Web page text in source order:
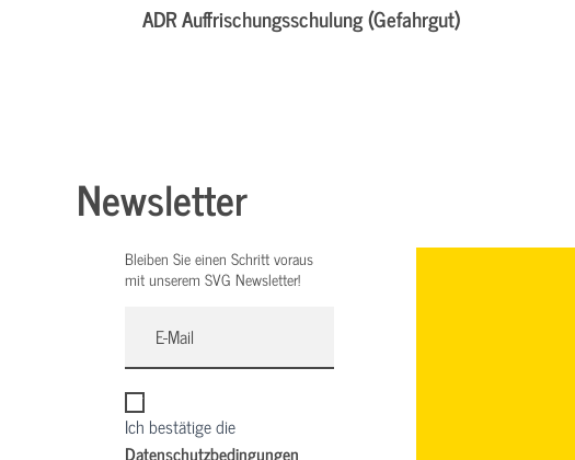
ADR Auffrischungsschulung (Gefahrgut)
Newsletter
Bleiben Sie einen Schritt voraus
mit unserem SVG Newsletter!
Ich bestätige die
Datenschutzbedingungen